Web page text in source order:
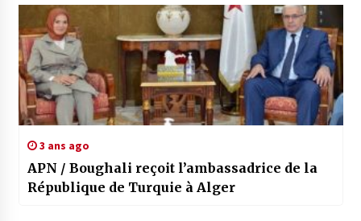
3 ans ago
APN / Boughali reçoit l’ambassadrice de la
République de Turquie à Alger